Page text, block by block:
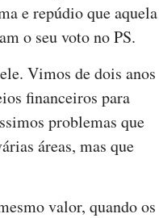
e repúdio que aquela
o seu voto no PS.
Vimos de dois anos
financeiros para
problemas que
áreas, mas que
valor, quando os